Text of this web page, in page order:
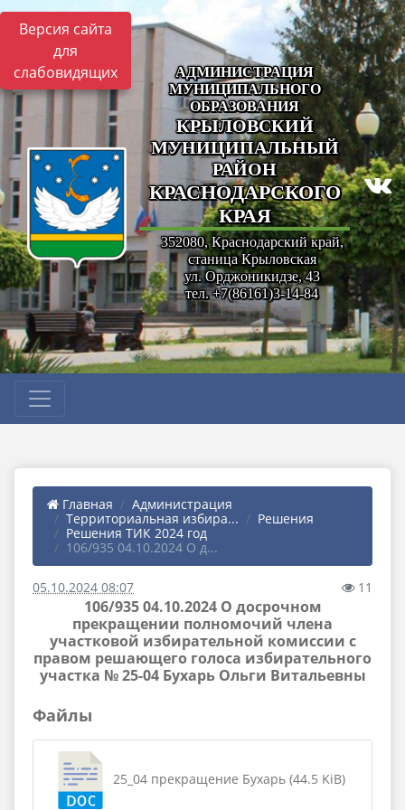
Версия сайта
для
слабовидящих
АДМИНИСТРАЦИЯ
МУНИЦИПАЛЬНОГО
ОБРАЗОВАНИЯ
КРЫЛОВСКИЙ
МУНИЦИПАЛЬНЫЙ
РАЙОН
КРАСНОДАРСКОГО
КРАЯ
352080, Краснодарский край,
станица Крыловская
ул. Орджоникидзе, 43
тел. +7(86161)3-14-84
Главная
Администрация
Территориальная избира...
Решения
Решения ТИК 2024 год
106/935 04.10.2024 О д...
05.10.2024 08:07 11
106/935 04.10.2024 О досрочном
прекращении полномочий члена
участковой избирательной комиссии с
правом решающего голоса избирательного
участка № 25-04 Бухарь Ольги Витальевны
Файлы
25_04 прекращение Бухарь (44.5 KiB)